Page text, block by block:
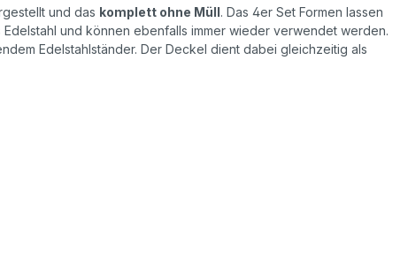
und das komplett ohne Müll. Das 4er Set Formen lassen
Edelstahl und können ebenfalls immer wieder verwendet werden.
Edelstahlständer. Der Deckel dient dabei gleichzeitig als